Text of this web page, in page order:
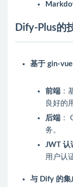
Dify-Plus的
基于 gin-
前端 ：
良好的
后端 ：
务。
JWT 认
用户认
与 Dify 的集